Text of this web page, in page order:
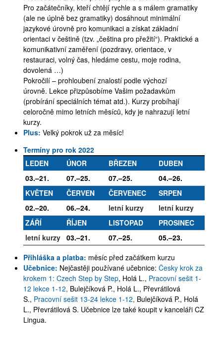
Pro začátečníky, kteří chtějí rychle a s málem gramatiky
(ale ne úplně bez gramatiky) dosáhnout minimální
jazykové úrovně pro komunikaci a získat základní
orientaci v češtině (tzv. „čeština pro přežití“). Praktické a
komunikativní zaměření (pozdravy, orientace, v
restauraci, volný čas, hledáme cestu, moje rodina,
dovolená …)
Pokročilí – prohloubení znalostí podle výchozí
úrovně. Lekce přizpůsobíme Vašim požadavkům
(probírání speciálních témat atd.). Kurzy probíhají
celoročně mimo letních měsíců, kdy je nahrazují letní
kurzy.
Plus: Velký pokrok už za měsíc!
Termíny pro rok 2022
LEDEN
ÚNOR BŘEZEN
DUBEN
03.–21.
07.–25. 07.–25.
04.–26.
KVĚTEN
ČERVEN ČERVENEC
SRPEN
02.–20.
06.–24. letní kurzy
letní kurzy
ZÁŘÍ
ŘÍJEN LISTOPAD
PROSINEC
letní kurzy
03.–21. 07.–25.
05.–23.
Přihláška a platba: měsíc před začátkem kurzu
Učebnice: Nejčastěji používané učebnice: Česky krok za
krokem 1: Czech Step by Step, Holá L., Pracovní sešit 1-
12 lekce 1-12, Bulejčíková P., Holá L., Převrátilová
S., Pracovní sešit 13-24 lekce 1-12, Bulejčíková P., Holá
L., Převrátilová S. Učebnice lze také koupit v kanceláři CZ
Lingua.